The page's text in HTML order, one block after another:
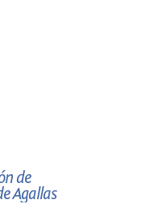
de
Agallas